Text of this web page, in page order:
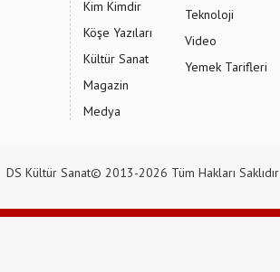
Kim Kimdir
Köşe Yazıları
Kültür Sanat
Magazin
Medya
Teknoloji
Video
Yemek Tarifleri
DS Kültür Sanat© 2013-2026 Tüm Hakları Saklıdır